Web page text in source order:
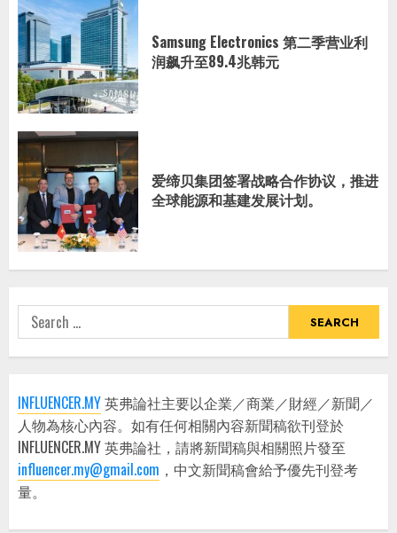
Samsung Electronics 第二季营业利
润飙升至89.4兆韩元
爱缔贝集团签署战略合作协议，推进
全球能源和基建发展计划。
Search
for:
INFLUENCER.MY英弗論社主要以企業／商業／財經／新聞／
人物為核心內容。如有任何相關內容新聞稿欲刊登於
INFLUENCER.MY 英弗論社，請將新聞稿與相關照片發至
influencer.my@gmail.com ，中文新聞稿會給予優先刊登考
量。